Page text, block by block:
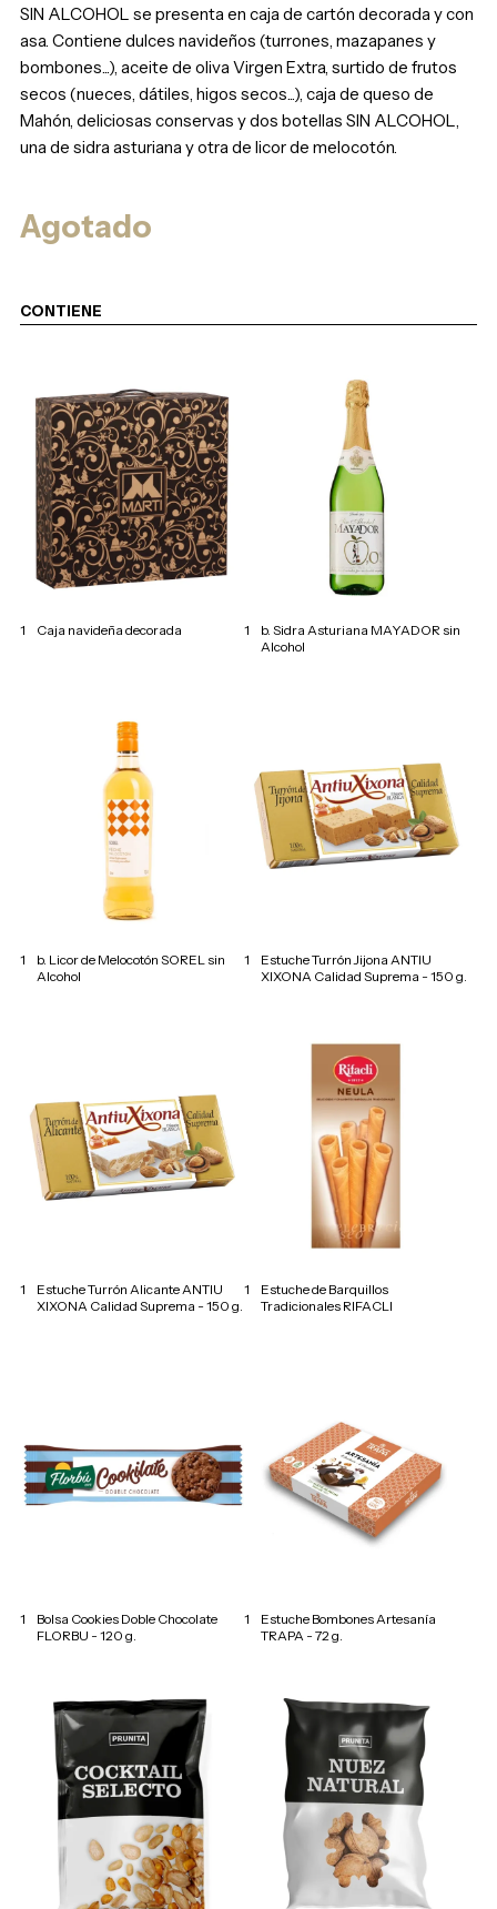
SIN ALCOHOL se presenta en caja de cartón decorada y con
asa. Contiene dulces navideños (turrones, mazapanes y
bombones...), aceite de oliva Virgen Extra, surtido de frutos
secos (nueces, dátiles, higos secos...), caja de queso de
Mahón, deliciosas conservas y dos botellas SIN ALCOHOL,
una de sidra asturiana y otra de licor de melocotón.
Agotado
CONTIENE
1 Caja navideña decorada 1
b. Sidra Asturiana MAYADOR sin
Alcohol
1
b. Licor de Melocotón SOREL sin
Alcohol
1
Estuche Turrón Jijona ANTIU
XIXONA Calidad Suprema - 150 g.
1
Estuche Turrón Alicante ANTIU
XIXONA Calidad Suprema - 150 g.
1
Estuche de Barquillos
Tradicionales RIFACLI
1
Bolsa Cookies Doble Chocolate
FLORBU - 120 g.
1
Estuche Bombones Artesanía
TRAPA - 72 g.